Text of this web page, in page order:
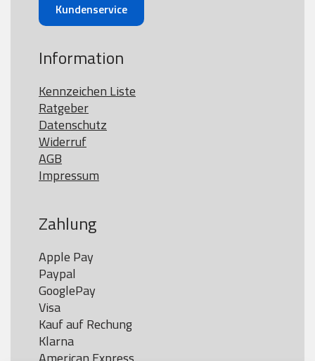
Kundenservice
Information
Kennzeichen Liste
Ratgeber
Datenschutz
Widerruf
AGB
Impressum
Zahlung
Apple Pay
Paypal
GooglePay
Visa
Kauf auf Rechung
Klarna